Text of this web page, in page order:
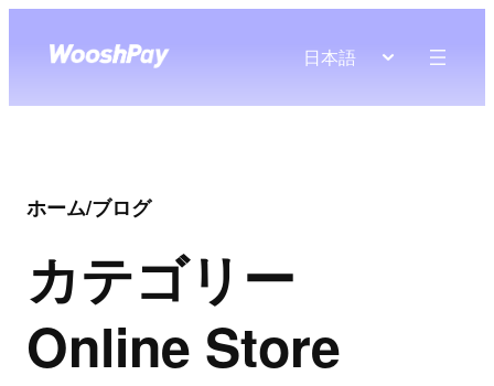
日本語
ホーム/ブログ
カテゴリー
Online Store